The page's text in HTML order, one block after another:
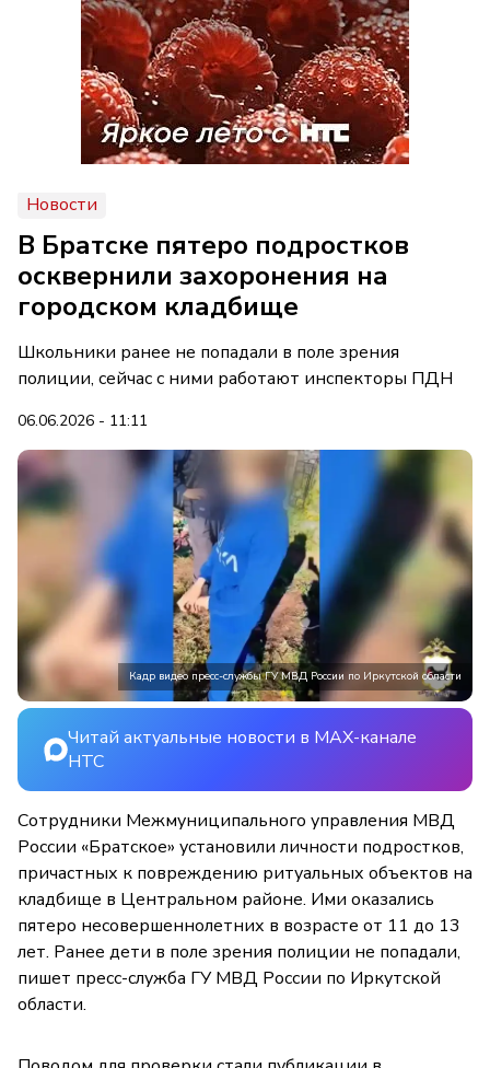
Новости
В Братске пятеро подростков
осквернили захоронения на
городском кладбище
Школьники ранее не попадали в поле зрения
полиции, сейчас с ними работают инспекторы ПДН
06.06.2026 - 11:11
Кадр видео пресс-службы ГУ МВД России по Иркутской области
Читай актуальные новости в MAX-канале
НТС
Сотрудники Межмуниципального управления МВД
России «Братское» установили личности подростков,
причастных к повреждению ритуальных объектов на
кладбище в Центральном районе. Ими оказались
пятеро несовершеннолетних в возрасте от 11 до 13
лет. Ранее дети в поле зрения полиции не попадали,
пишет пресс-служба ГУ МВД России по Иркутской
области.